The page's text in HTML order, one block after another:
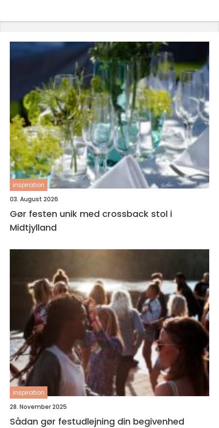
inspiration
03. August 2026
Gør festen unik med crossback stol i
Midtjylland
inspiration
28. November 2025
Sådan gør festudlejning din begivenhed